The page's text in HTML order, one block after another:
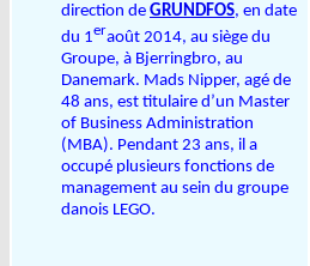
direction de GRUNDFOS, en date
du 1eraoût 2014, au siège du
Groupe, à Bjerringbro, au
Danemark. Mads Nipper, agé de
48 ans, est titulaire d’un Master
of Business Administration
(MBA). Pendant 23 ans, il a
occupé plusieurs fonctions de
management au sein du groupe
danois LEGO.